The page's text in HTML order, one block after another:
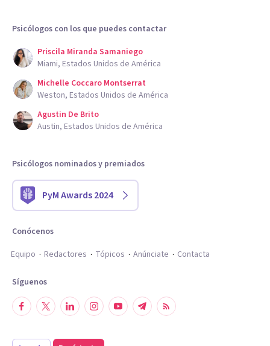
Psicólogos con los que puedes contactar
Priscila Miranda Samaniego
Miami, Estados Unidos de América
Michelle Coccaro Montserrat
Weston, Estados Unidos de América
Agustin De Brito
Austin, Estados Unidos de América
Psicólogos nominados y premiados
PyM Awards 2024
Conócenos
Equipo
Redactores Tópicos Anúnciate Contacta
Síguenos